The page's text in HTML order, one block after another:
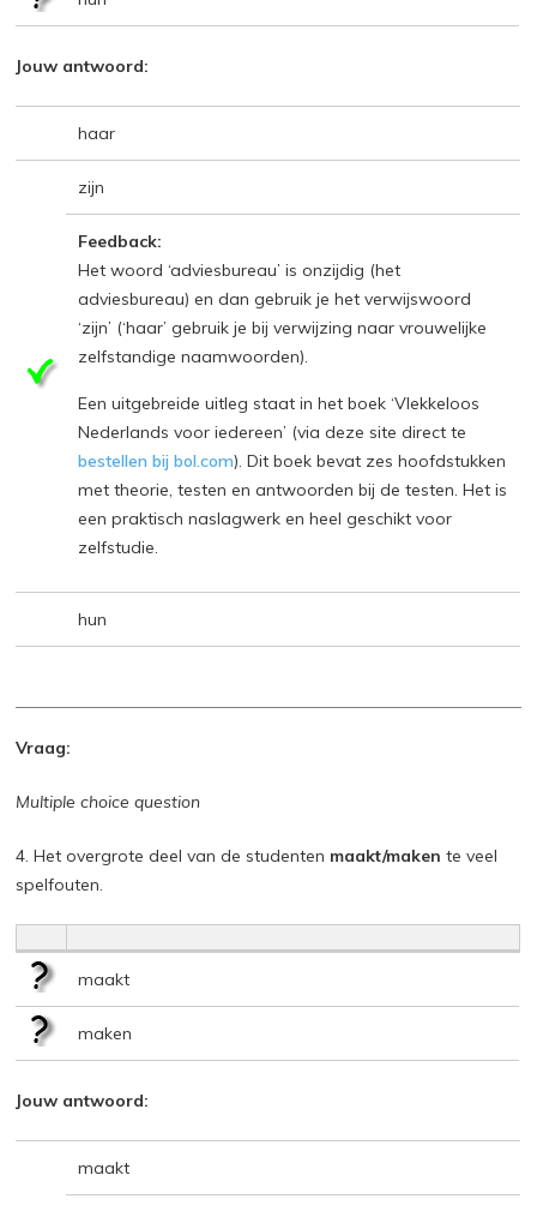
Jouw antwoord:
haar
zijn
Feedback:
Het woord ‘adviesbureau’ is onzijdig (het
adviesbureau) en dan gebruik je het verwijswoord
‘zijn’ (‘haar’ gebruik je bij verwijzing naar vrouwelijke
zelfstandige naamwoorden).
Een uitgebreide uitleg staat in het boek ‘Vlekkeloos
Nederlands voor iedereen’ (via deze site direct te
bestellen bij bol.com). Dit boek bevat zes hoofdstukken
met theorie, testen en antwoorden bij de testen. Het is
een praktisch naslagwerk en heel geschikt voor
zelfstudie.
hun
Vraag:
Multiple choice question
4. Het overgrote deel van de studenten maakt/maken te veel
spelfouten.
maakt
maken
Jouw antwoord:
maakt